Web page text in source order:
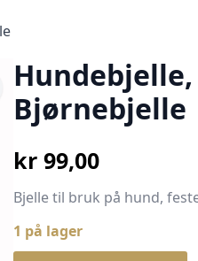
Bjørnebjelle
kr 99,00
Bjelle til bruk på hund,
1 på lager